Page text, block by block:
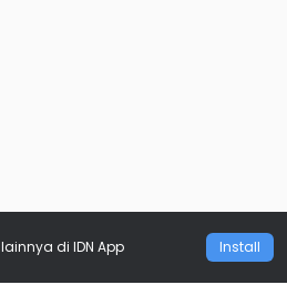
lainnya di IDN App Install